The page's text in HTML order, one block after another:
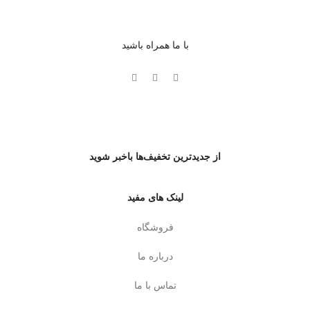
با ما همراه باشید
از جدیدترین تخفیف‌ها باخبر شوید
لینک های مفید
فروشگاه
درباره ما
تماس با ما